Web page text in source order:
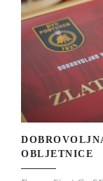
OBLJETNICE